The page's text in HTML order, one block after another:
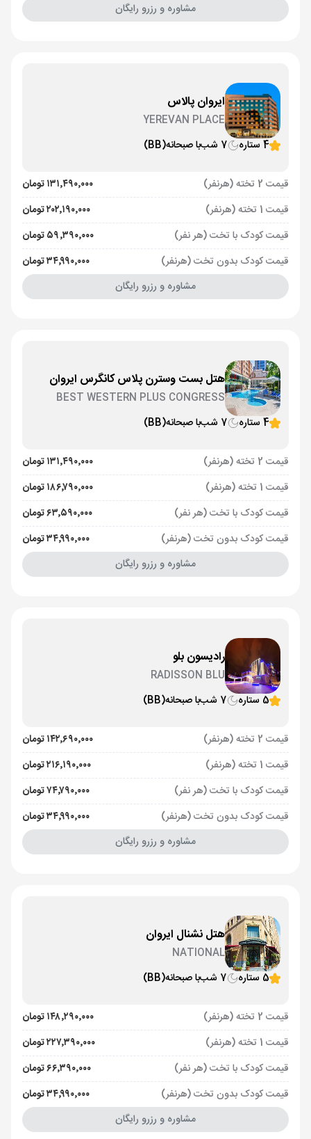
مشاوره و رزرو رایگان
ایروان پالاس
YEREVAN PLACE
4 ستاره
7 شب با صبحانه(BB)
قیمت 2 تخته (هرنفر)
۱۳۱٬۴۹۰٬۰۰۰ تومان
قیمت 1 تخته (هرنفر)
۲۰۲٬۱۹۰٬۰۰۰ تومان
قیمت کودک با تخت (هر نفر)
۵۹٬۳۹۰٬۰۰۰ تومان
قیمت کودک بدون تخت (هرنفر)
۳۴٬۹۹۰٬۰۰۰ تومان
مشاوره و رزرو رایگان
هتل بست وسترن پلاس کانگرس ایروان
BEST WESTERN PLUS CONGRESS
4 ستاره
7 شب با صبحانه(BB)
قیمت 2 تخته (هرنفر)
۱۳۱٬۴۹۰٬۰۰۰ تومان
قیمت 1 تخته (هرنفر)
۱۸۶٬۷۹۰٬۰۰۰ تومان
قیمت کودک با تخت (هر نفر)
۶۳٬۵۹۰٬۰۰۰ تومان
قیمت کودک بدون تخت (هرنفر)
۳۴٬۹۹۰٬۰۰۰ تومان
مشاوره و رزرو رایگان
رادیسون بلو
RADISSON BLU
5 ستاره
7 شب با صبحانه(BB)
قیمت 2 تخته (هرنفر)
۱۴۲٬۶۹۰٬۰۰۰ تومان
قیمت 1 تخته (هرنفر)
۲۱۶٬۱۹۰٬۰۰۰ تومان
قیمت کودک با تخت (هر نفر)
۷۴٬۷۹۰٬۰۰۰ تومان
قیمت کودک بدون تخت (هرنفر)
۳۴٬۹۹۰٬۰۰۰ تومان
مشاوره و رزرو رایگان
هتل نشنال ایروان
NATIONAL
5 ستاره
7 شب با صبحانه(BB)
قیمت 2 تخته (هرنفر)
۱۴۸٬۲۹۰٬۰۰۰ تومان
قیمت 1 تخته (هرنفر)
۲۲۷٬۳۹۰٬۰۰۰ تومان
قیمت کودک با تخت (هر نفر)
۶۶٬۳۹۰٬۰۰۰ تومان
قیمت کودک بدون تخت (هرنفر)
۳۴٬۹۹۰٬۰۰۰ تومان
مشاوره و رزرو رایگان